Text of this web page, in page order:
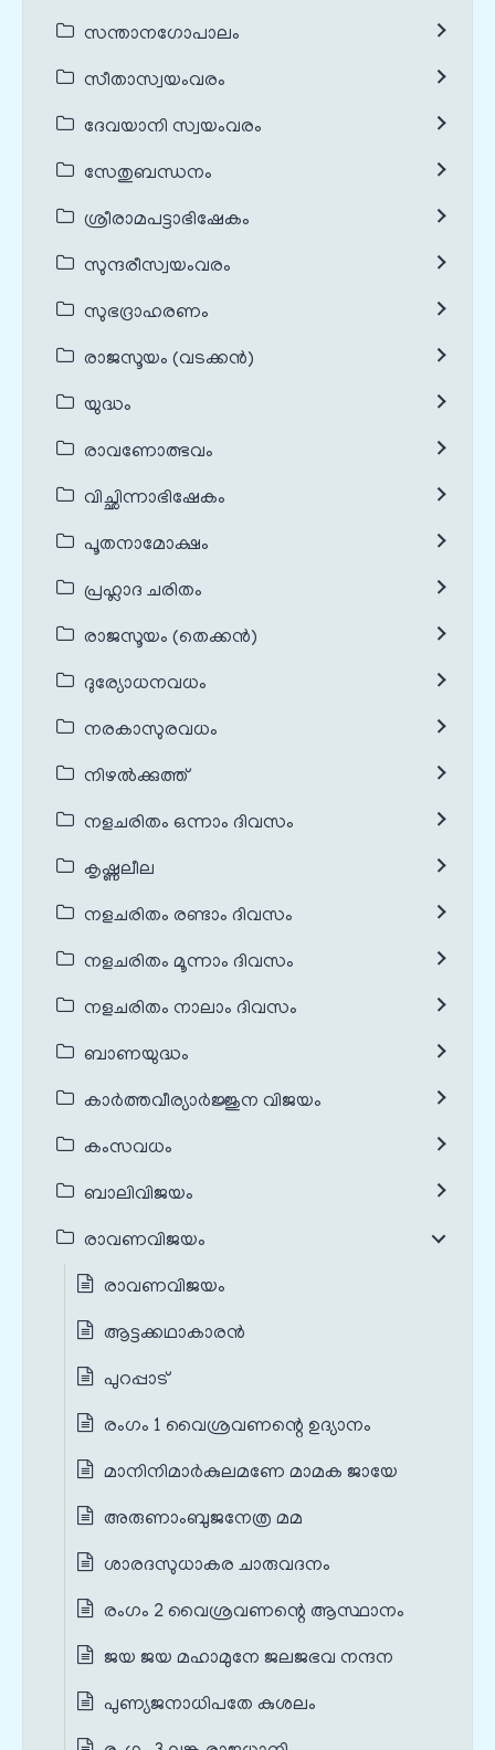
സന്താനഗോപാലം
സീതാസ്വയംവരം
ദേവയാനി സ്വയംവരം
സേതുബന്ധനം
ശ്രീരാമപട്ടാഭിഷേകം
സുന്ദരീസ്വയംവരം
സുഭദ്രാഹരണം
രാജസൂയം (വടക്കൻ)
യുദ്ധം
രാവണോത്ഭവം
വിച്ഛിന്നാഭിഷേകം
പൂതനാമോക്ഷം
പ്രഹ്ലാദ ചരിതം
രാജസൂയം (തെക്കൻ)
ദുര്യോധനവധം
നരകാസുരവധം
നിഴൽക്കുത്ത്
നളചരിതം ഒന്നാം ദിവസം
കൃഷ്ണലീല
നളചരിതം രണ്ടാം ദിവസം
നളചരിതം മൂന്നാം ദിവസം
നളചരിതം നാലാം ദിവസം
ബാണയുദ്ധം
കാർത്തവീര്യാർജ്ജുന വിജയം
കംസവധം
ബാലിവിജയം
രാവണവിജയം
രാവണവിജയം
ആട്ടക്കഥാകാരൻ
പുറപ്പാട്
രംഗം 1 വൈശ്രവണന്റെ ഉദ്യാനം
മാനിനിമാർകുലമണേ മാമക ജായേ
അരുണാംബുജനേത്ര മമ
ശാരദസുധാകര ചാരുവദനം
രംഗം 2 വൈശ്രവണന്റെ ആസ്ഥാനം
ജയ ജയ മഹാമുനേ ജലജഭവ നന്ദന
പുണ്യജനാധിപതേ കുശലം